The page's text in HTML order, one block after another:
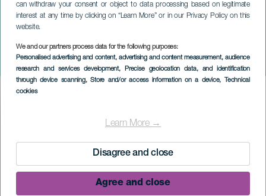
can withdraw your consent or object to data processing based on legitimate
interest at any time by clicking on “Learn More” or in our Privacy Policy on this
website.
We and our partners process data for the following purposes:
Personalised advertising and content, advertising and content measurement, audience
research and services development, Precise geolocation data, and identification
through device scanning, Store and/or access information on a device, Technical
cookies
Learn More →
Disagree and close
Agree and close
Critérium Lodero
LA PALMA
Imagen